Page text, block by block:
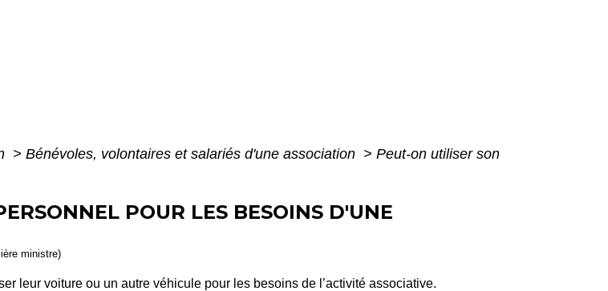
> Bénévoles, volontaires et salariés d'une association > Peut-on utiliser son
POUR LES BESOINS D'UNE
ministre)
leur voiture ou un autre véhicule pour les besoins de l’activité associative.